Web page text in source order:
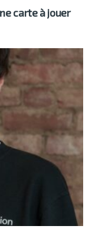
carte à jouer